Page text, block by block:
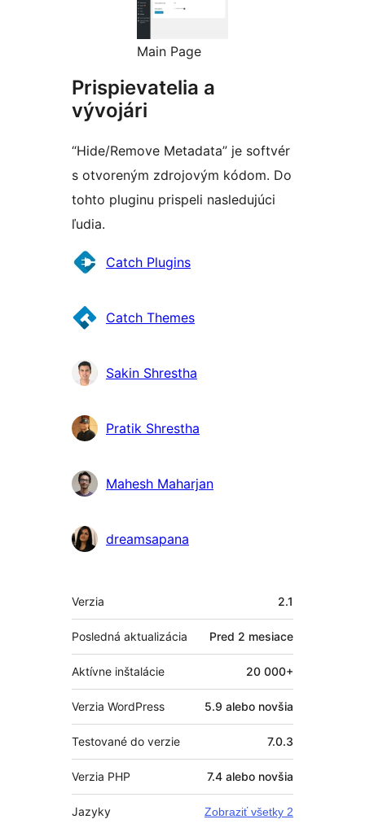
Main Page
Prispievatelia a
vývojári
“Hide/Remove Metadata” je softvér
s otvoreným zdrojovým kódom. Do
tohto pluginu prispeli nasledujúci
ľudia.
Prispievatelia
Catch Plugins
Catch Themes
Sakin Shrestha
Pratik Shrestha
Mahesh Maharjan
dreamsapana
Meta
Verzia 2.1
Posledná aktualizácia Pred 2 mesiace
Aktívne inštalácie 20 000+
Verzia WordPress 5.9 alebo novšia
Testované do verzie 7.0.3
Verzia PHP 7.4 alebo novšia
Jazyky Zobraziť všetky 2